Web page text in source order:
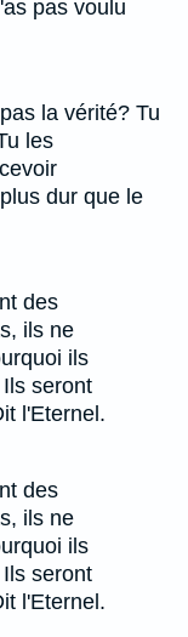
pas voulu
la vérité? Tu
les
dur que le
des
ils ne
ils
seront
l'Eternel.
des
ils ne
ils
seront
l'Eternel.